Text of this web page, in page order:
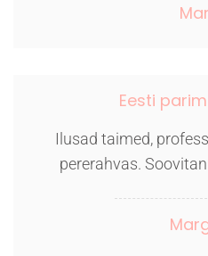
Eesti
Ilusad taimed,
pererahvas.